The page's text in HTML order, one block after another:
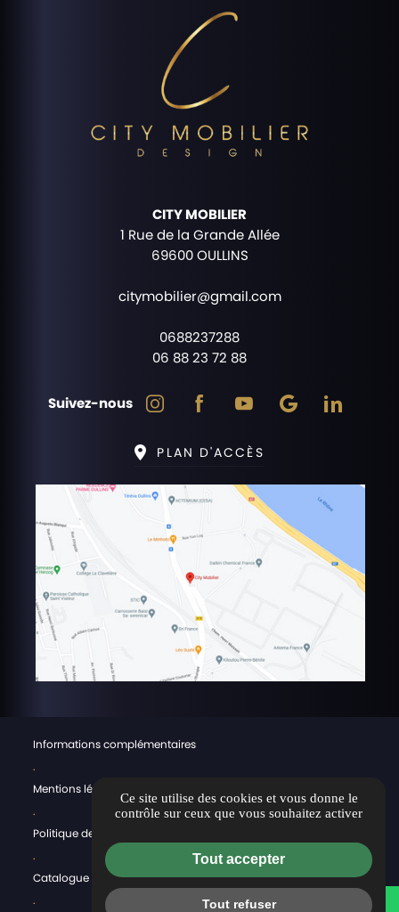
CITY MOBILIER
1 Rue de la Grande Allée
69600 OULLINS
citymobilier@gmail.com
0688237288
06 88 23 72 88
Suivez-nous
PLAN D'ACCÈS
Informations complémentaires
.
Mentions légales
.
Politique de confidentialité & CGV
.
Catalogue
.
Ce site utilise des cookies et vous donne le
contrôle sur ceux que vous souhaitez activer
Tout accepter
Tout refuser